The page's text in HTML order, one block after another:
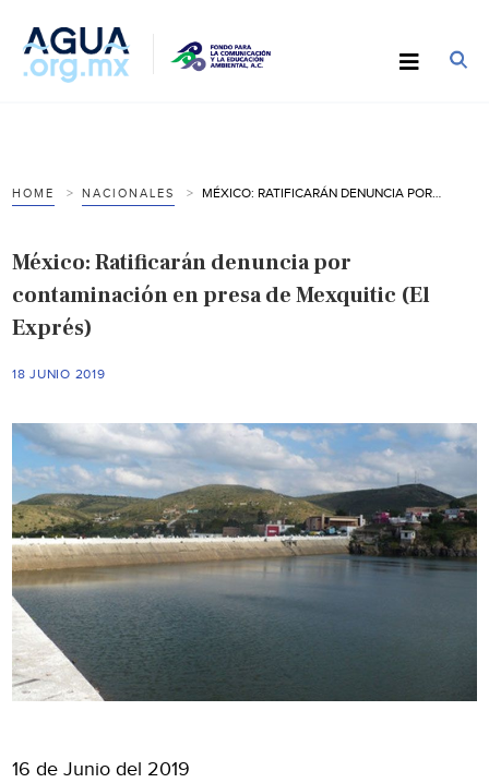
HOME NACIONALES
México: Ratificarán denuncia por
contaminación en presa de Mexquitic (El
Exprés)
18 JUNIO 2019
16 de Junio del 2019